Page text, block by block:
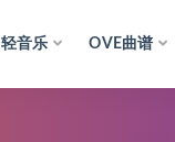
轻音乐 OVE曲谱